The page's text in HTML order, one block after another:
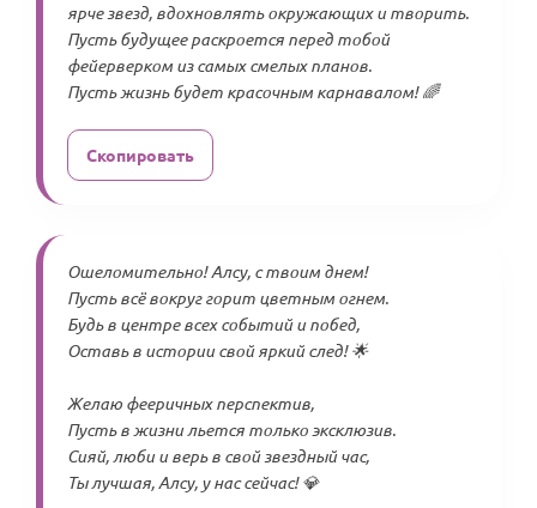
ярче звезд, вдохновлять окружающих и творить.
Пусть будущее раскроется перед тобой
фейерверком из самых смелых планов.
Пусть жизнь будет красочным карнавалом! 🌈
Скопировать
Ошеломительно! Алсу, с твоим днем!
Пусть всё вокруг горит цветным огнем.
Будь в центре всех событий и побед,
Оставь в истории свой яркий след! 🌟
Желаю фееричных перспектив,
Пусть в жизни льется только эксклюзив.
Сияй, люби и верь в свой звездный час,
Ты лучшая, Алсу, у нас сейчас! 💎